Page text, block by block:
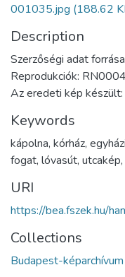
001035.jpg (188.62
Description
Szerzőségi adat
Reprodukciók:
Az eredeti kép
Keywords
kápolna, kórház,
fogat, lóvasút, utcakép,
URI
https://bea.fszek.hu/
Collections
Budapest-képarchívum